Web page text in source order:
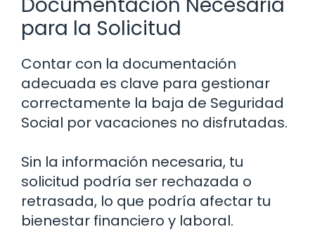
para la Solicitud
Contar con la documentación
adecuada es clave para gestionar
correctamente la baja de Seguridad
Social por vacaciones no disfrutadas.
Sin la información necesaria, tu
solicitud podría ser rechazada o
retrasada, lo que podría afectar tu
bienestar financiero y laboral.